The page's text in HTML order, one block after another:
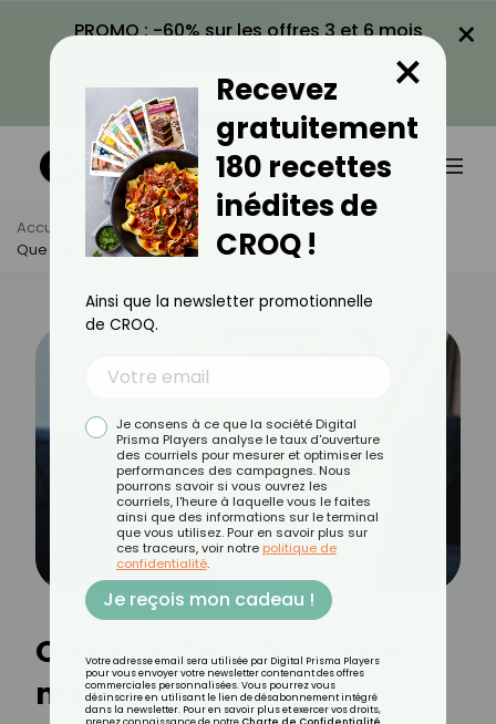
PROMO : -60% sur les offres 3 et 6 mois
VOIR LA PROMO
×
Accueil Actus
Santé
Que Signifie La Forme De Mes Selles ? Quand S'inquiéter ?
Que signifie la forme de
mes selles ? Quand
Recevez
gratuitement
180 recettes
inédites de
CROQ !
×
Ainsi que la newsletter promotionnelle
de CROQ.
Je consens à ce que la société Digital
Prisma Players analyse le taux d'ouverture
des courriels pour mesurer et optimiser les
performances des campagnes. Nous
pourrons savoir si vous ouvrez les
courriels, l'heure à laquelle vous le faites
ainsi que des informations sur le terminal
que vous utilisez. Pour en savoir plus sur
ces traceurs, voir notre politique de
confidentialité.
Je reçois mon cadeau !
Votre adresse email sera utilisée par Digital Prisma Players
pour vous envoyer votre newsletter contenant des offres
commerciales personnalisées. Vous pourrez vous
désinscrire en utilisant le lien de désabonnement intégré
dans la newsletter. Pour en savoir plus et exercer vos droits,